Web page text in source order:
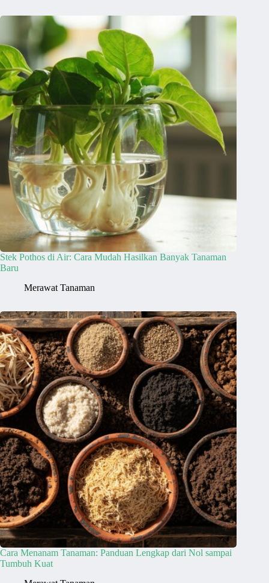
Stek Pothos di Air: Cara Mudah Hasilkan Banyak Tanaman
Baru
Merawat Tanaman
Cara Menanam Tanaman: Panduan Lengkap dari Nol sampai
Tumbuh Kuat